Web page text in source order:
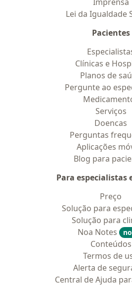
Lei da Igualdade
Pacientes
Clínicas e
Planos de
Pergunte ao
Serviços
Doencas
Perguntas
Aplicações
Blog para
Para especialistas
Preço
Solução para
Solução para
Noa Notes
Conteúdos
Termos de
Alerta de
Central de Ajuda